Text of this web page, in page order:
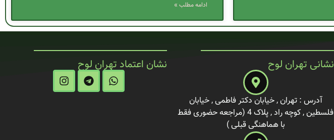
ادامه مطلب »
نشانی تهران لوح
آدرس : تهران , خیابان دکتر فاطمی , خیابان
فلسطین , کوچه راد , پلاک 4 (مراجعه حضوری فقط
با هماهنگی قبلی )
نشان اعتماد تهران لوح